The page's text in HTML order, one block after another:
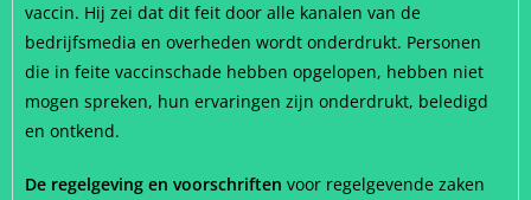
vaccin. Hij zei dat dit feit door alle kanalen van de
bedrijfsmedia en overheden wordt onderdrukt. Personen
die in feite vaccinschade hebben opgelopen, hebben niet
mogen spreken, hun ervaringen zijn onderdrukt, beledigd
en ontkend.
De regelgeving en voorschriften voor regelgevende zaken